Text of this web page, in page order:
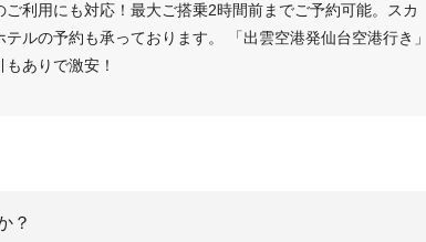
利用にも対応！最大ご搭乗2時間前までご予約可能。スカ
ルの予約も承っております。 「出雲空港発仙台空港行き」
ありで激安！
？